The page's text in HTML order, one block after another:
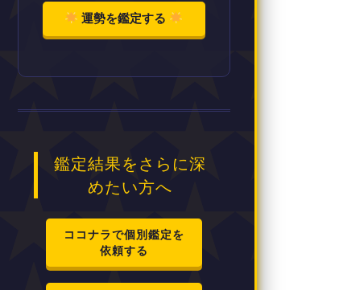
運勢を鑑定する
鑑定結果をさらに深
めたい方へ
ココナラで個別鑑定を
依頼する